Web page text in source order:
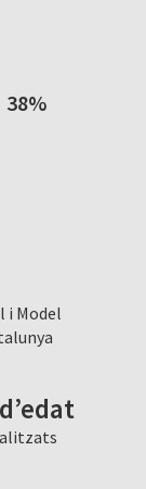
38%
i Model